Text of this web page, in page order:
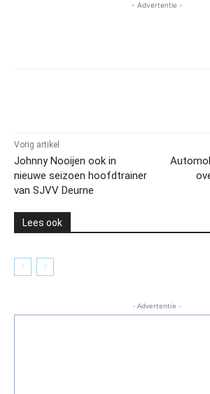
- Advertentie -
Vorig artikel
Johnny Nooijen ook in
nieuwe seizoen hoofdtrainer
van SJVV Deurne
Lees ook
- Advertentie -